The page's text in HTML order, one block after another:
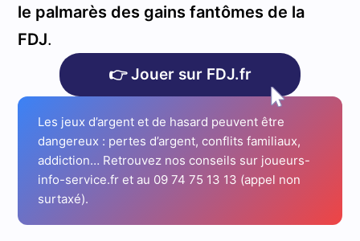
le palmarès des gains fantômes de la
FDJ.
👉 Jouer sur FDJ.fr
Les jeux d’argent et de hasard peuvent être
dangereux : pertes d’argent, conflits familiaux,
addiction… Retrouvez nos conseils sur joueurs-
info-service.fr et au 09 74 75 13 13 (appel non
surtaxé).